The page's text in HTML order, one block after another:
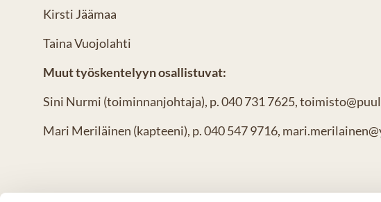
Kirsti Jäämaa
Taina Vuojolahti
Muut työskentelyyn osallistuvat:
Sini Nurmi (toiminnanjohtaja), p. 040 731 7625,
Mari Meriläinen (kapteeni), p. 040 547 9716,